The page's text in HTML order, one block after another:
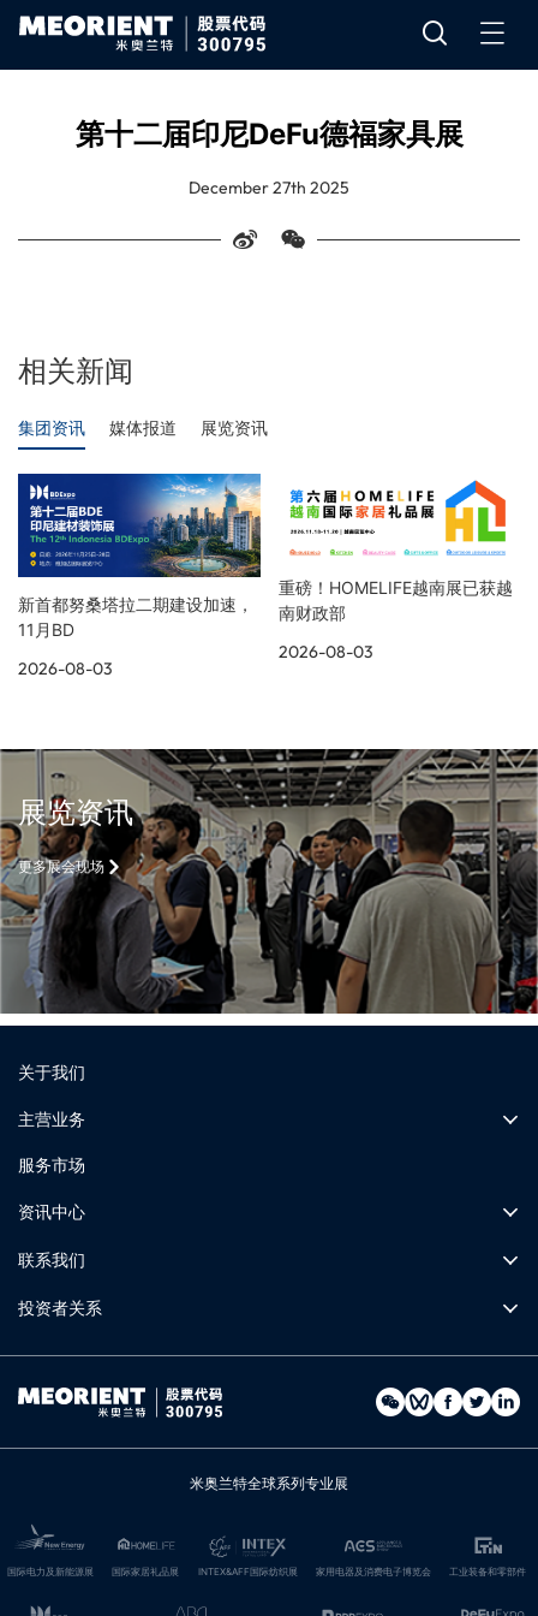
第十二届印尼DeFu德福家具展
December 27th 2025
相关新闻
集团资讯 媒体报道 展览资讯
新首都努桑塔拉二期建设加速，
11月BD
2026-08-03
重磅！HOMELIFE越南展已获越
南财政部
2026-08-03
展览资讯
更多展会现场
关于我们
主营业务
服务市场
资讯中心
联系我们
投资者关系
米奥兰特全球系列专业展
国际电力及新能源展 国际家居礼品展 INTEX&AFF国际纺织展 家用电器及消费电子博览会 工业装备和零部件